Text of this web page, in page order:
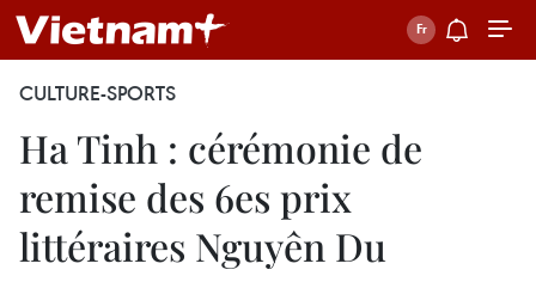
CULTURE-SPORTS
Ha Tinh : cérémonie de
remise des 6es prix
littéraires Nguyên Du